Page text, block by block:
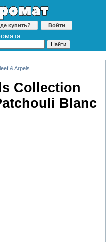
купить? Войти
& Arpels
Collection
Blanc